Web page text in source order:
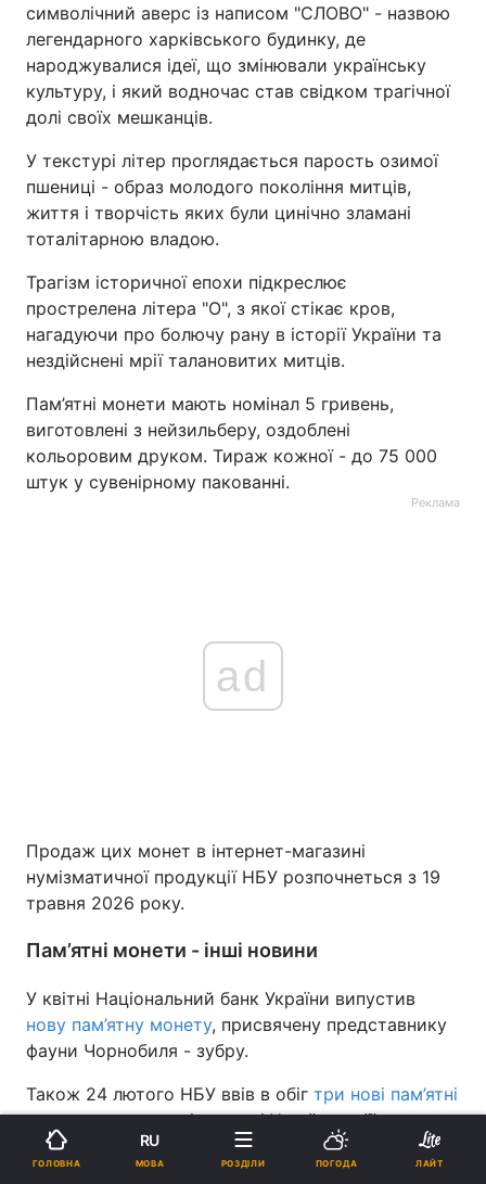
символічний аверс із написом "СЛОВО" - назвою
легендарного харківського будинку, де
народжувалися ідеї, що змінювали українську
культуру, і який водночас став свідком трагічної
долі своїх мешканців.
У текстурі літер проглядається парость озимої
пшениці - образ молодого покоління митців,
життя і творчість яких були цинічно зламані
тоталітарною владою.
Трагізм історичної епохи підкреслює
прострелена літера "О", з якої стікає кров,
нагадуючи про болючу рану в історії України та
нездійснені мрії талановитих митців.
Пам’ятні монети мають номінал 5 гривень,
виготовлені з нейзильберу, оздоблені
кольоровим друком. Тираж кожної - до 75 000
штук у сувенірному пакованні.
Реклама
ad
Продаж цих монет в інтернет-магазині
нумізматичної продукції НБУ розпочнеться з 19
травня 2026 року.
Пам’ятні монети - інші новини
У квітні Національний банк України випустив
нову пам’ятну монету, присвячену представнику
фауни Чорнобиля - зубру.
Також 24 лютого НБУ ввів в обіг три нові пам’ятні
монети, присвячені єдності України та її
регіонам. В межах серії "Ми сильні. Ми разом"
було випущено пам’ятні монети, присвячені
ГОЛОВНА
RU
МОВА РОЗДІЛИ ПОГОДА ЛАЙТ